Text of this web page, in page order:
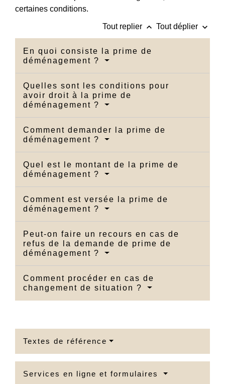
certaines conditions.
Tout replier keyboard_arrow_up Tout déplier keyboard_arrow_down
En quoi consiste la prime de
déménagement ?
Quelles sont les conditions pour
avoir droit à la prime de
déménagement ?
Comment demander la prime de
déménagement ?
Quel est le montant de la prime de
déménagement ?
Comment est versée la prime de
déménagement ?
Peut-on faire un recours en cas de
refus de la demande de prime de
déménagement ?
Comment procéder en cas de
changement de situation ?
Textes de référence
Services en ligne et formulaires